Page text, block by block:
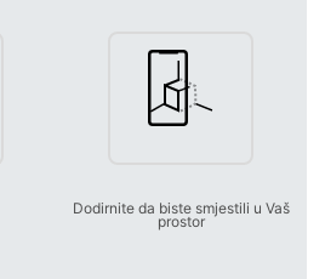
Dodirnite da biste smjestili u Vaš
prostor